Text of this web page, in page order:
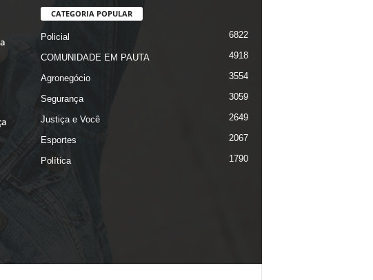
CATEGORIA POPULAR
Policial 6822
COMUNIDADE EM PAUTA 4918
Agronegócio 3554
Segurança 3059
Justiça e Você 2649
Esportes 2067
Política 1790